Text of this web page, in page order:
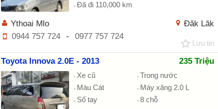
Đã đi 110,000 km
Đăk Lăk
Ythoai Mlo
0944 757 724
- 0977 757 724
Lưu tin
Toyota Innova 2.0E - 2013 235 Triệu
Xe cũ
Trong nước
Màu Cát
Máy xăng 2.0 L
Số tay
8 chỗ